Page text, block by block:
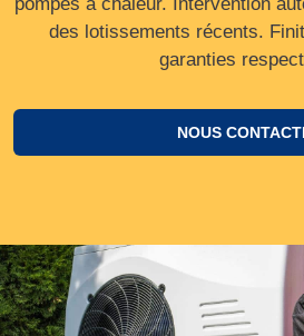
des lotissements récents.
garanties
NOUS